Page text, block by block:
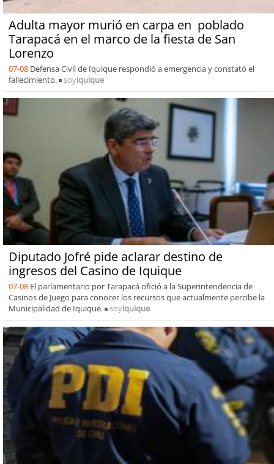
Adulta mayor murió en carpa en poblado
Tarapacá en el marco de la fiesta de San
Lorenzo
07-08 Defensa Civil de Iquique respondió a emergencia y constató el
fallecimiento.
soyiquique
Diputado Jofré pide aclarar destino de
ingresos del Casino de Iquique
07-08 El parlamentario por Tarapacá ofició a la Superintendencia de
Casinos de Juego para conocer los recursos que actualmente percibe la
Municipalidad de Iquique.
soyiquique